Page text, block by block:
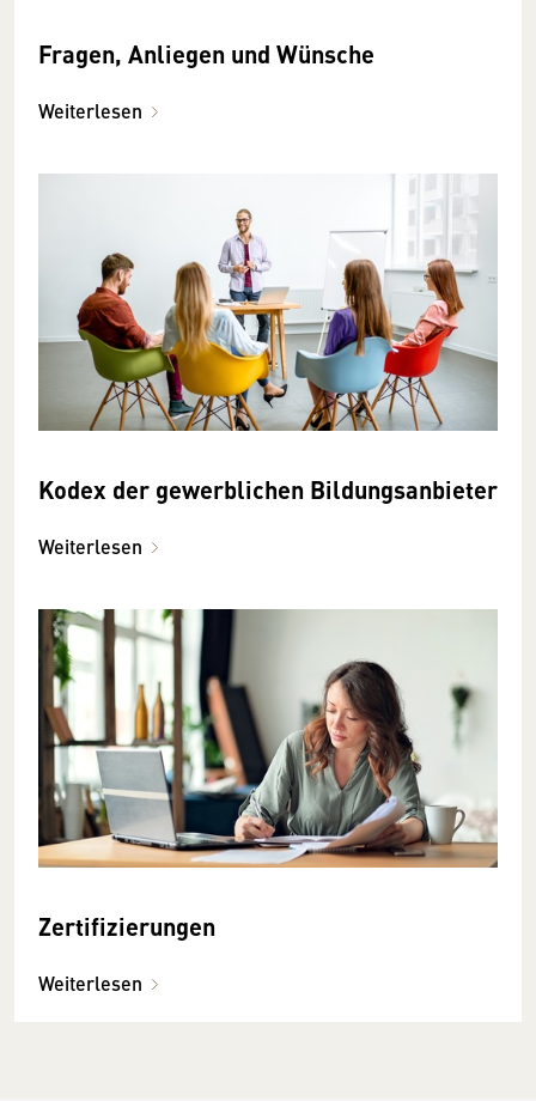
Fragen, Anliegen und Wünsche
Weiterlesen
Kodex der gewerblichen Bildungsanbieter
Weiterlesen
Zertifizierungen
Weiterlesen